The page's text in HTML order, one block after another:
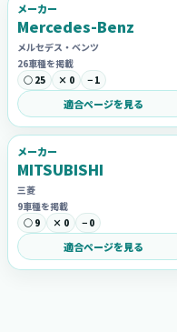
メーカー
Mercedes-Benz
メルセデス・ベンツ
26車種を掲載
○ 25
× 0 − 1
適合ページを見る
メーカー
MITSUBISHI
三菱
9車種を掲載
○ 9
× 0 − 0
適合ページを見る